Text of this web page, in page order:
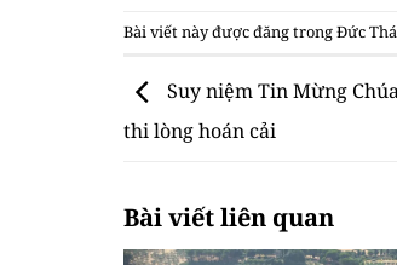
Bài viết này được đăng trongĐức
Suy niệm Tin Mừng
thi lòng hoán cải
Bài viết liên quan